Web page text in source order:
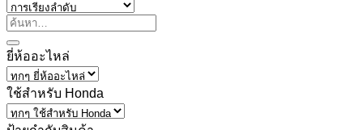
ยี่ห้ออะไหล่
ใช้สำหรับ Honda